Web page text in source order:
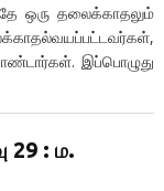
ஒரு தலைக்காதலும்
இப்பொழுது
29 : ம.